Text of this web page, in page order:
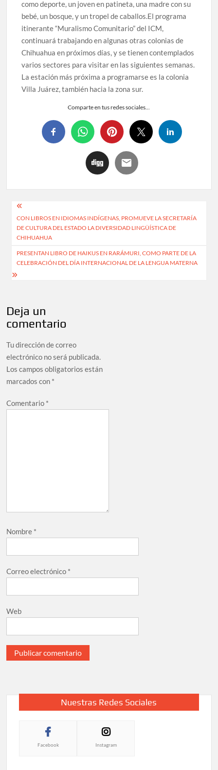
como deporte, un joven en patineta, una madre con su
bebé, un bosque, y un tropel de caballos.El programa
itinerante “Muralismo Comunitario” del ICM,
continuará trabajando en algunas otras colonias de
Chihuahua en próximos días, y se tienen contemplados
varios sectores para visitar en las siguientes semanas.
La estación más próxima a programarse es la colonia
Villa Juárez, también hacia la zona sur.
Comparte en tus redes sociales...
CON LIBROS EN IDIOMAS INDÍGENAS, PROMUEVE LA SECRETARÍA
DE CULTURA DEL ESTADO LA DIVERSIDAD LINGÜÍSTICA DE
CHIHUAHUA
PRESENTAN LIBRO DE HAIKUS EN RARÁMURI, COMO PARTE DE LA
CELEBRACIÓN DEL DÍA INTERNACIONAL DE LA LENGUA MATERNA
Deja un
comentario
Tu dirección de correo
electrónico no será publicada.
Los campos obligatorios están
marcados con *
Comentario *
Nombre *
Correo electrónico *
Web
Nuestras Redes Sociales
Facebook Instagram